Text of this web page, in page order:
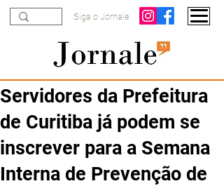
Siga o Jornale
Servidores da Prefeitura
de Curitiba já podem se
inscrever para a Semana
Interna de Prevenção de